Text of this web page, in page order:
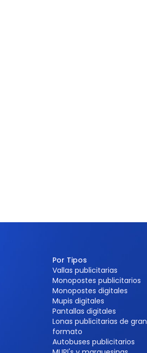
Por Tipos
Vallas publicitarias
Monopostes publicitarios
Monopostes digitales
Mupis digitales
Pantallas digitales
Lonas publicitarias de gran
formato
Autobuses publicitarios